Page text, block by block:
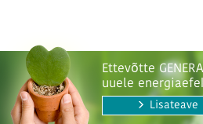
Ettevõtte
uuele
Lisateave